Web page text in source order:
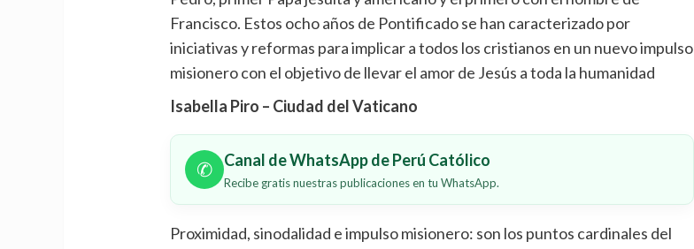
Francisco. Estos ocho años de Pontificado se han caracterizado por
iniciativas y reformas para implicar a todos los cristianos en un nuevo impulso
misionero con el objetivo de llevar el amor de Jesús a toda la humanidad
Isabella Piro – Ciudad del Vaticano
✆ Canal de WhatsApp de Perú Católico
Recibe gratis nuestras publicaciones en tu WhatsApp.
Proximidad, sinodalidad e impulso misionero: son los puntos cardinales del